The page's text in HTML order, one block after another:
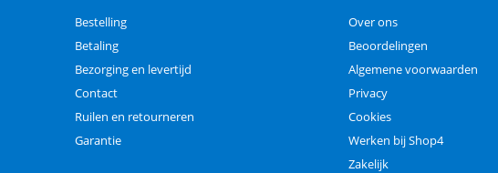
Bestelling
Betaling
Bezorging en levertijd
Contact
Ruilen en retourneren
Garantie
Over ons
Beoordelingen
Algemene voorwaarden
Privacy
Cookies
Werken bij Shop4
Zakelijk